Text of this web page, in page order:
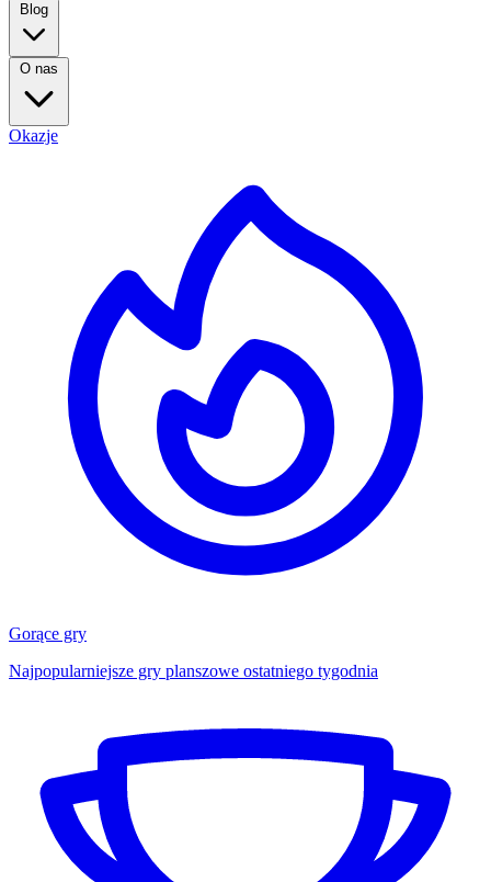
Blog
O nas
Okazje
Gorące gry
Najpopularniejsze gry planszowe ostatniego tygodnia